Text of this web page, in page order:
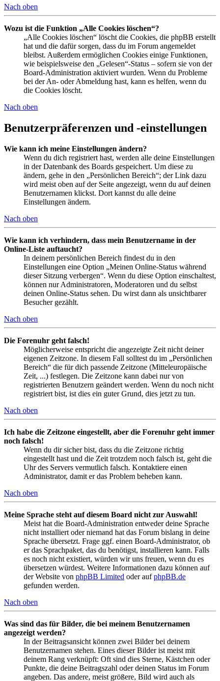
Nach oben
Wozu ist die Funktion „Alle Cookies löschen“?
„Alle Cookies löschen“ löscht die Cookies, die phpBB erstellt
hat und die dafür sorgen, dass du im Forum angemeldet
bleibst. Außerdem ermöglichen Cookies einige Funktionen,
wie beispielsweise den „Gelesen“-Status – sofern sie von der
Board-Administration aktiviert wurden. Wenn du Probleme
bei der An- oder Abmeldung hast, kann es helfen, wenn du
die Cookies löscht.
Nach oben
Benutzerpräferenzen und -einstellungen
Wie kann ich meine Einstellungen ändern?
Wenn du dich registriert hast, werden alle deine Einstellungen
in der Datenbank des Boards gespeichert. Um diese zu
ändern, gehe in den „Persönlichen Bereich“; der Link dazu
wird meist oben auf der Seite angezeigt, wenn du auf deinen
Benutzernamen klickst. Dort kannst du alle deine
Einstellungen ändern.
Nach oben
Wie kann ich verhindern, dass mein Benutzername in der
Online-Liste auftaucht?
In deinem persönlichen Bereich findest du in den
Einstellungen eine Option „Meinen Online-Status während
dieser Sitzung verbergen“. Wenn du diese Option einschaltest,
können nur Administratoren, Moderatoren und du selbst
deinen Online-Status sehen. Du wirst dann als unsichtbarer
Besucher gezählt.
Nach oben
Die Forenuhr geht falsch!
Möglicherweise entspricht die angezeigte Zeit nicht deiner
eigenen Zeitzone. In diesem Fall solltest du im „Persönlichen
Bereich“ die für dich passende Zeitzone (Mitteleuropäische
Zeit, ...) festlegen. Die Zeitzone kann dabei nur von
registrierten Benutzern geändert werden. Wenn du noch nicht
registriert bist, ist dies ein guter Grund, dies jetzt zu tun.
Nach oben
Ich habe die Zeitzone eingestellt, aber die Forenuhr geht immer
noch falsch!
Wenn du dir sicher bist, dass du die Zeitzone richtig
eingestellt hast und die Zeit trotzdem noch falsch ist, geht die
Uhr des Servers vermutlich falsch. Kontaktiere einen
Administrator, damit er das Problem beheben kann.
Nach oben
Meine Sprache steht auf diesem Board nicht zur Auswahl!
Meist hat die Board-Administration entweder deine Sprache
nicht installiert oder niemand hat das Forum bislang in deine
Sprache übersetzt. Frage ggf. einen Board-Administrator, ob
er das Sprachpaket, das du benötigst, installieren kann. Falls
es noch nicht existiert, würden wir uns freuen, wenn du es
übersetzen würdest. Weitere Informationen dazu können auf
der Website von phpBB Limited oder aufphpBB.de
gefunden werden.
Nach oben
Was sind das für Bilder, die bei meinem Benutzernamen
angezeigt werden?
In der Beitragsansicht können zwei Bilder bei deinem
Benutzernamen stehen. Eines dieser Bilder ist meist mit
deinem Rang verknüpft: Oft sind dies Sterne, Kästchen oder
Punkte, die deine Beitragszahl oder deinen Status im Forum
angeben. Das andere, meist größere, Bild wird auch als